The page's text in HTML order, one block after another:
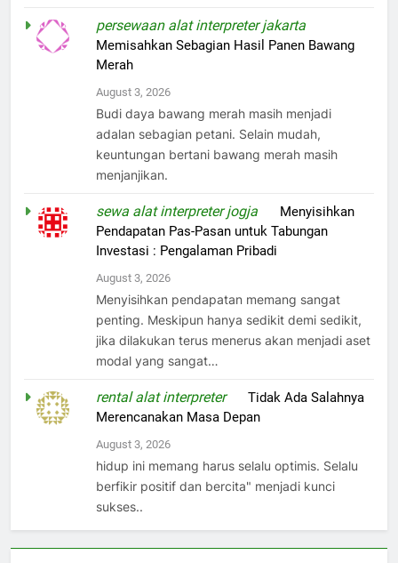
persewaan alat interpreter jakarta
Memisahkan Sebagian Hasil Panen Bawang
Merah
August 3, 2026
Budi daya bawang merah masih menjadi
adalan sebagian petani. Selain mudah,
keuntungan bertani bawang merah masih
menjanjikan.
sewa alat interpreter jogja
Menyisihkan
Pendapatan Pas-Pasan untuk Tabungan
Investasi : Pengalaman Pribadi
August 3, 2026
Menyisihkan pendapatan memang sangat
penting. Meskipun hanya sedikit demi sedikit,
jika dilakukan terus menerus akan menjadi aset
modal yang sangat…
rental alat interpreteronTidak Ada Salahnya
Merencanakan Masa Depan
August 3, 2026
hidup ini memang harus selalu optimis. Selalu
berfikir positif dan bercita" menjadi kunci
sukses..